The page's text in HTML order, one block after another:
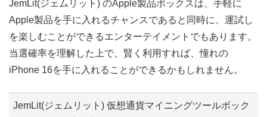
JemLit(ジェムリット) のApple製品ボックスは、手軽に
Apple製品を手に入れるチャンスであると同時に、運試し
を楽しむことができるエンターテイメントでもあります。
当選確率を理解した上で、賢く利用すれば、憧れの
iPhone 16を手に入れることができるかもしれません。
JemLit(ジェムリット) 仮想通貨マイニングツールボック